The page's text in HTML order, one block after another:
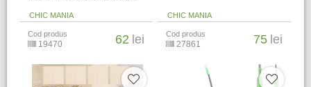
CHIC MANIA
Cod produs
19470 62 lei
CHIC MANIA
Cod produs
27861 75 lei